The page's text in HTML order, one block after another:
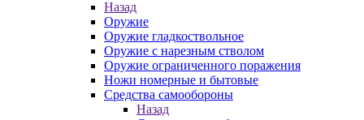
Назад
Оружие
Оружие гладкоствольное
Оружие с нарезным стволом
Оружие ограниченного поражения
Ножи номерные и бытовые
Средства самообороны
Назад